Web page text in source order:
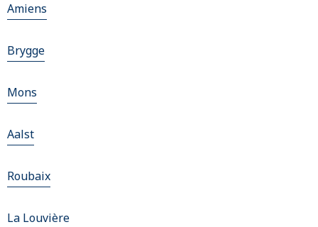
Amiens
Brygge
Mons
Aalst
Roubaix
La Louvière